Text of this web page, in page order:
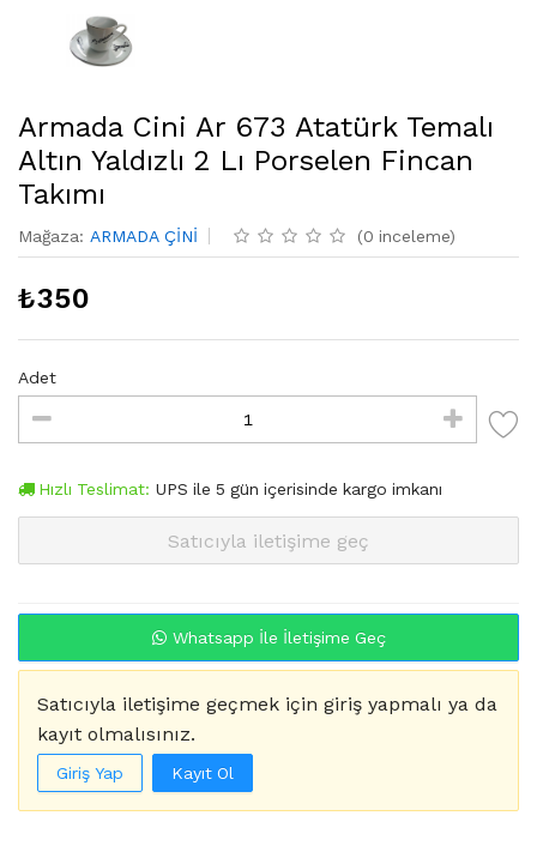
Armada Cini Ar 673 Atatürk Temalı
Altın Yaldızlı 2 Lı Porselen Fincan
Takımı
Mağaza: ARMADA ÇİNİ (0 inceleme)
₺350
Adet
Hızlı Teslimat: UPS ile 5 gün içerisinde kargo imkanı
Satıcıyla iletişime geç
Whatsapp İle İletişime Geç
Satıcıyla iletişime geçmek için giriş yapmalı ya da
kayıt olmalısınız.
Giriş Yap Kayıt Ol